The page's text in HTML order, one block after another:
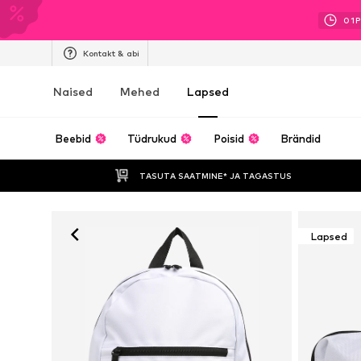
01P
Kontakt & abi
Naised Mehed Lapsed
Beebid Tüdrukud Poisid Brändid
TASUTA SAATMINE* JA TAGASTUS
Lapsed